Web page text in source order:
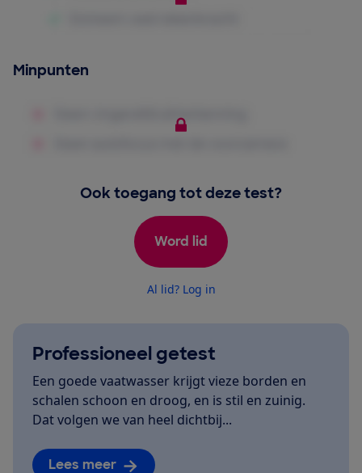
Minpunten
Ook toegang tot deze test?
Word lid
Al lid? Log in
Professioneel getest
Een goede vaatwasser krijgt vieze borden en
schalen schoon en droog, en is stil en zuinig.
Dat volgen we van heel dichtbij...
Lees meer